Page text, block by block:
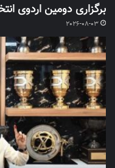
برگزاری دومین اردوی
2026-08-03